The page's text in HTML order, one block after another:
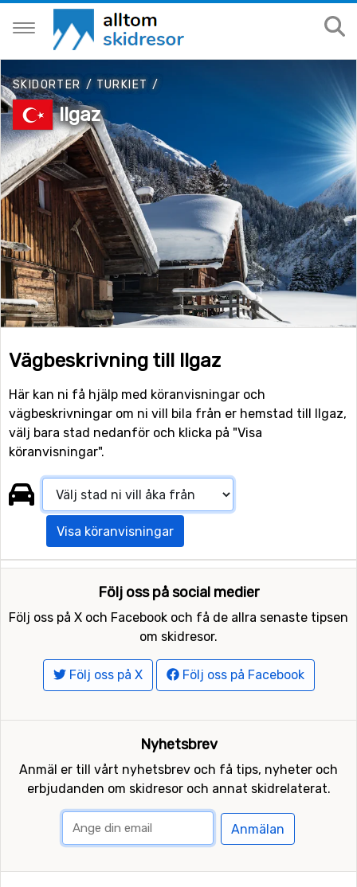
SKIDORTER / TURKIET /
Ilgaz
Vägbeskrivning till Ilgaz
Här kan ni få hjälp med köranvisningar och
vägbeskrivningar om ni vill bila från er hemstad till Ilgaz,
välj bara stad nedanför och klicka på "Visa
köranvisningar".
Visa köranvisningar
Följ oss på social medier
Följ oss på X och Facebook och få de allra senaste tipsen
om skidresor.
Följ oss på X Följ oss på Facebook
Nyhetsbrev
Anmäl er till vårt nyhetsbrev och få tips, nyheter och
erbjudanden om skidresor och annat skidrelaterat.
Anmälan